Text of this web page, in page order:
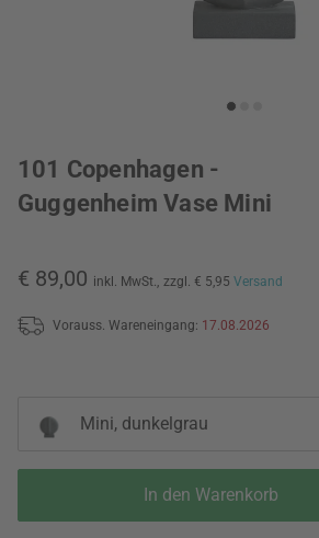
101 Copenhagen -
Guggenheim Vase Mini
€ 89,00 inkl. MwSt., zzgl. € 5,95 Versand
Vorauss. Wareneingang: 17.08.2026
Mini, dunkelgrau
In den Warenkorb